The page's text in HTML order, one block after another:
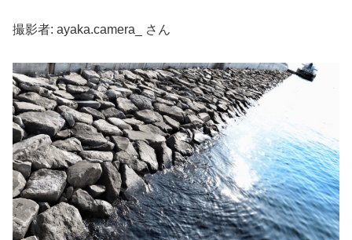
撮影者: ayaka.camera_ さん